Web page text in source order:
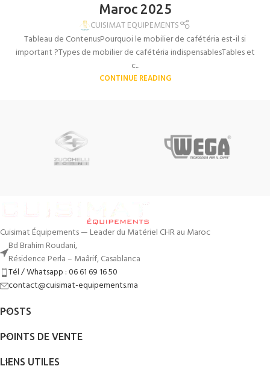
Maroc 2025
CUISIMAT EQUIPEMENTS
Tableau de ContenusPourquoi le mobilier de cafétéria est-il si
important ?Types de mobilier de cafétéria indispensablesTables et
c...
CONTINUE READING
Cuisimat Équipements — Leader du Matériel CHR au Maroc
Bd Brahim Roudani,
Résidence Perla – Maârif, Casablanca
Tél / Whatsapp : 06 61 69 16 50
contact@cuisimat-equipements.ma
POSTS
POINTS DE VENTE
LIENS UTILES